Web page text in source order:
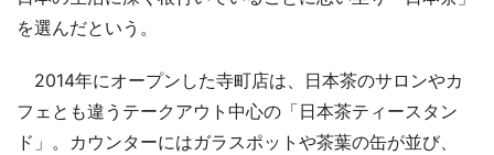
を選んだという。
2014年にオープンした寺町店は、日本茶のサロンやカ
フェとも違うテークアウト中心の「日本茶ティースタン
ド」。カウンターにはガラスポットや茶葉の缶が並び、